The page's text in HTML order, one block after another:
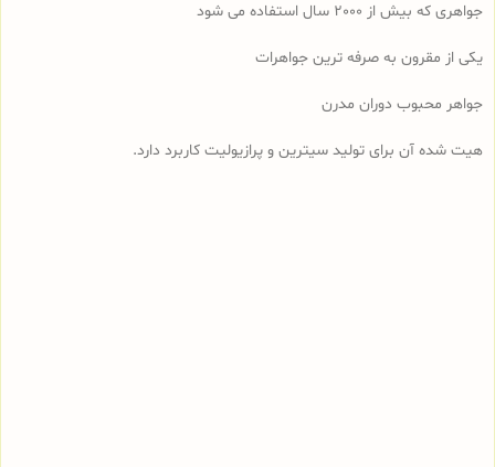
جواهری که بیش از 2000 سال استفاده می شود
یکی از مقرون به صرفه ترین جواهرات
جواهر محبوب دوران مدرن
هیت شده آن برای تولید سیترین و پرازیولیت کاربرد دارد.